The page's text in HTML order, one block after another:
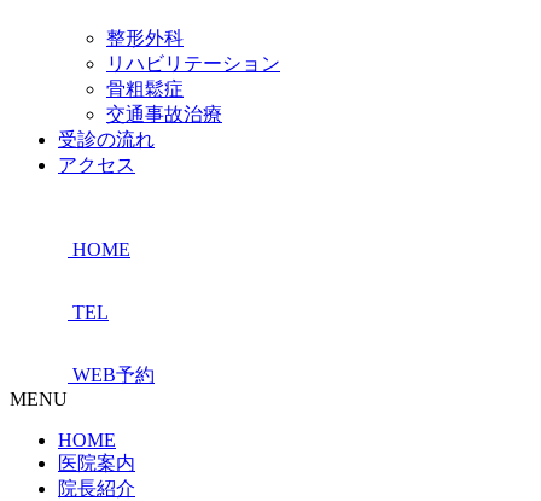
整形外科
リハビリテーション
骨粗鬆症
交通事故治療
受診の流れ
アクセス
HOME
TEL
WEB予約
MENU
HOME
医院案内
院長紹介